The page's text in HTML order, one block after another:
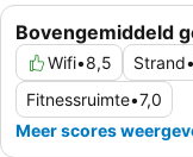
Bovengemiddeld
Wifi•8,5 Strand•
Fitnessruimte•7,0
Meer scores